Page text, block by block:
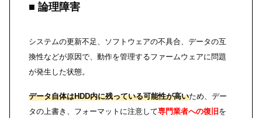
■ 論理障害
システムの更新不足、ソフトウェアの不具合、データの互
換性などが原因で、動作を管理するファームウェアに問題
が発生した状態。
データ自体はHDD内に残っている可能性が高いため、デー
タの上書き、フォーマットに注意して専門業者への復旧 を